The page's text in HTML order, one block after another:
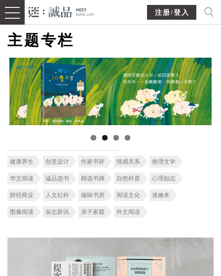
注册/登入
主题专栏
健康养生 创意设计 作家书评 情感关系 推理文学
华文阅读 诚品选书 精选书摘 自然科普 心理励志
财经商业 人文社科 编辑书房 阅读文化 迷繪本
图像阅读 杂志新讯 亲子家庭 外文阅读